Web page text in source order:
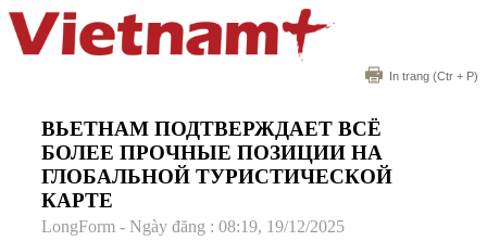
In trang (Ctr + P)
ВЬЕТНАМ ПОДТВЕРЖДАЕТ ВСЁ
БОЛЕЕ ПРОЧНЫЕ ПОЗИЦИИ НА
ГЛОБАЛЬНОЙ ТУРИСТИЧЕСКОЙ
КАРТЕ
LongForm - Ngày đăng : 08:19, 19/12/2025